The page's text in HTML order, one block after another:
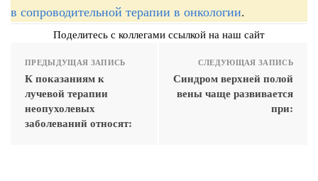
в сопроводительной терапии в онкологии.
Поделитесь с коллегами ссылкой на наш сайт
ПРЕДЫДУЩАЯ ЗАПИСЬ
К показаниям к
лучевой терапии
неопухолевых
заболеваний относят:
СЛЕДУЮЩАЯ ЗАПИСЬ
Синдром верхней полой
вены чаще развивается
при: